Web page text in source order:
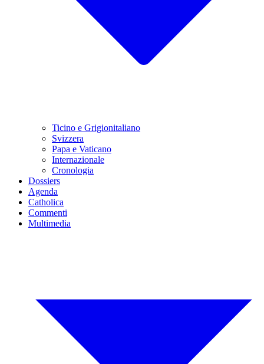
Ticino e Grigionitaliano
Svizzera
Papa e Vaticano
Internazionale
Cronologia
Dossiers
Agenda
Catholica
Commenti
Multimedia